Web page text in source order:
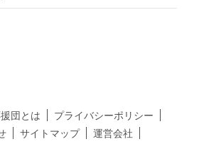
団とは
プライバシーポリシー
サイトマップ
運営会社